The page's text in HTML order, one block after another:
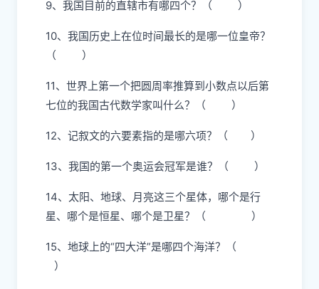
9、我国目前的直辖市有哪四个？（ ）
10、我国历史上在位时间最长的是哪一位皇帝？
（ ）
11、世界上第一个把圆周率推算到小数点以后第
七位的我国古代数学家叫什么？（ ）
12、记叙文的六要素指的是哪六项？（ ）
13、我国的第一个奥运会冠军是谁？（ ）
14、太阳、地球、月亮这三个星体，哪个是行
星、哪个是恒星、哪个是卫星？（ ）
15、地球上的“四大洋”是哪四个海洋？（
）